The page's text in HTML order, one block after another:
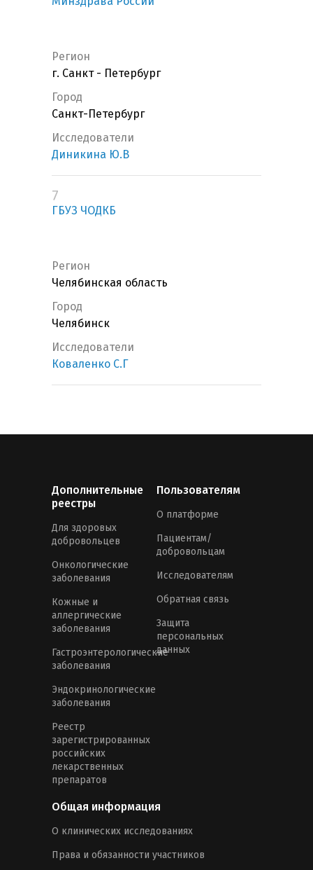
Регион
г. Санкт - Петербург
Город
Санкт-Петербург
Исследователи
Диникина Ю.В
7
ГБУЗ ЧОДКБ
Регион
Челябинская область
Город
Челябинск
Исследователи
Коваленко С.Г
Дополнительные
реестры
Для здоровых
добровольцев
Онкологические
заболевания
Кожные и
аллергические
заболевания
Гастроэнтерологические
заболевания
Эндокринологические
заболевания
Реестр
зарегистрированных
российских
лекарственных
препаратов
Пользователям
О платформе
Пациентам/
добровольцам
Исследователям
Обратная связь
Защита
персональных
данных
Общая информация
О клинических исследованиях
Права и обязанности участников